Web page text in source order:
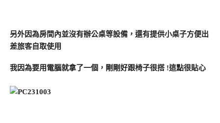
另外因為房間內並沒有辦公桌等設備，還有提供小桌子方便出
差旅客自取使用
我因為要用電腦就拿了一個，剛剛好跟椅子很搭 !這點很貼心